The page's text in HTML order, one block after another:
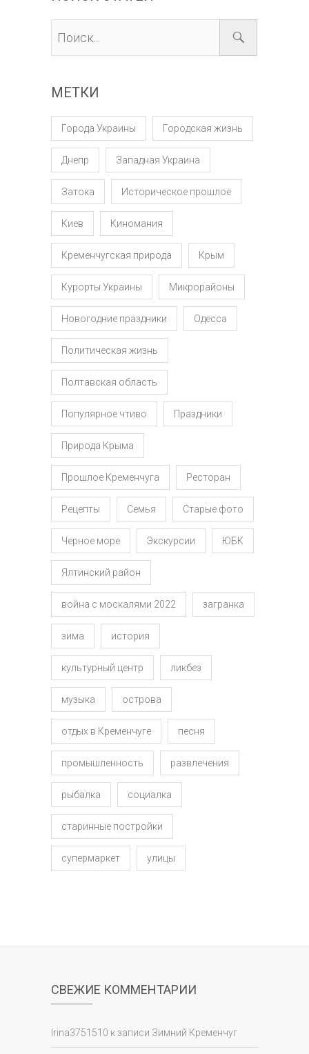
МЕТКИ
Города Украины Городская жизнь
Днепр Западная Украина
Затока Историческое прошлое
Киев Киномания
Кременчугская природа Крым
Курорты Украины Микрорайоны
Новогодние праздники Одесса
Политическая жизнь
Полтавская область
Популярное чтиво Праздники
Природа Крыма
Прошлое Кременчуга Ресторан
Рецепты Семья Старые фото
Черное море Экскурсии ЮБК
Ялтинский район
война с москалями 2022 загранка
зима история
культурный центр ликбез
музыка острова
отдых в Кременчуге песня
промышленность развлечения
рыбалка социалка
старинные постройки
супермаркет улицы
СВЕЖИЕ КОММЕНТАРИИ
Irina3751510 к записи Зимний Кременчуг